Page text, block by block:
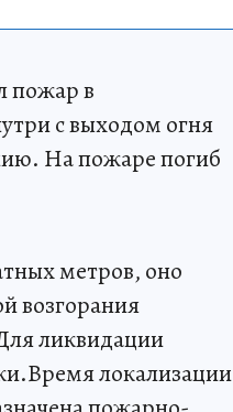
пожар в
с выходом огня
На пожаре погиб
метров, оно
возгорания
ликвидации
локализации